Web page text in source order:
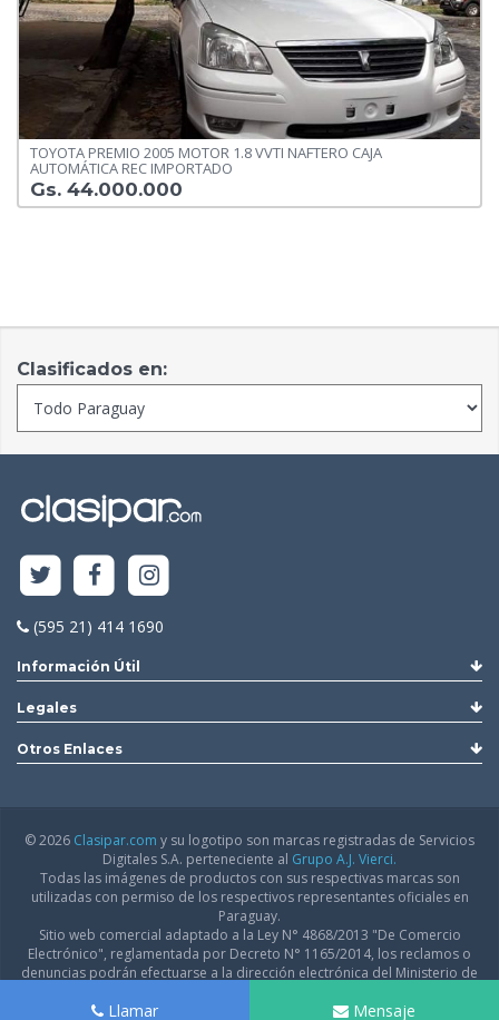
TOYOTA PREMIO 2005 MOTOR 1.8 VVTI NAFTERO CAJA
AUTOMÁTICA REC IMPORTADO
Gs. 44.000.000
Llamar Mensaje
Clasificados en:
(595 21) 414 1690
Información Útil
Legales
Otros Enlaces
© 2026 Clasipar.com y su logotipo son marcas registradas de Servicios
Digitales S.A. perteneciente al Grupo A.J. Vierci.
Todas las imágenes de productos con sus respectivas marcas son
utilizadas con permiso de los respectivos representantes oficiales en
Paraguay.
Sitio web comercial adaptado a la Ley N° 4868/2013 "De Comercio
Electrónico", reglamentada por Decreto N° 1165/2014, los reclamos o
denuncias podrán efectuarse a la dirección electrónica del Ministerio de